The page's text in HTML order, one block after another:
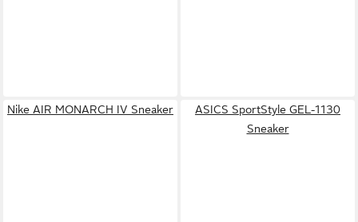
Nike AIR MONARCH IV Sneaker
ASICS SportStyle GEL-1130
Sneaker